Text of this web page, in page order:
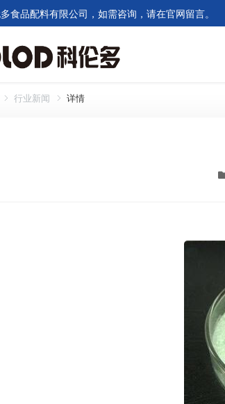
食品配料有限公司，如需咨询，请在官网留言。
行业新闻 详情